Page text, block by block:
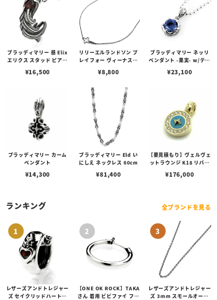
ブラッディマリー 昼 Elix
エリクス スタッド ピアス
¥16,500
リリーエルランドソン プ
レイフォー ヴィーナスチ
¥8,800
ブラッディマリー ネッリ
ペンダント -果実- w/ティ
¥23,100
ブラッディマリー カーム
ペンダント
¥14,300
ブラッディマリー Eld い
にしえ ネックレス 60cm
¥81,400
【要見積もり】ヴェルヴェ
ットラウンジ K18 リバテ
ターコイズ
¥176,000
ランキング 全ブランドを見る
レザーズアンドトレジャー
ズ セイクリッドハートピ
【ONE OK ROCK】TAKA
さん 着用 ビビファイ フー
レザーズアンドトレジャー
ズ 3mm スモールオーバ